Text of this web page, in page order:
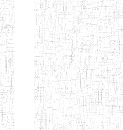
Etablissements
d'enseignement
normal
ENI